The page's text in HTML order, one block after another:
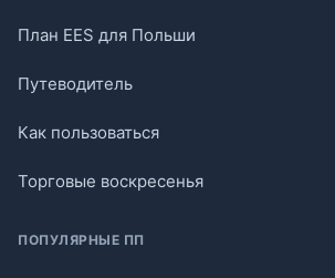
План EES для Польши
Путеводитель
Как пользоваться
Торговые воскресенья
ПОПУЛЯРНЫЕ ПП